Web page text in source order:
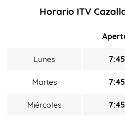
Horario ITV
Lunes
Martes
Miércoles